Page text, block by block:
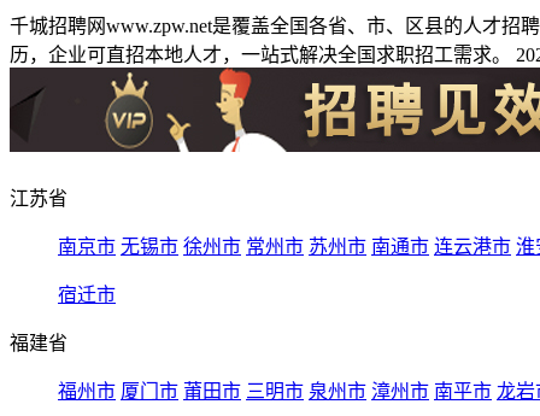
千城招聘网www.zpw.net是覆盖全国各省、市、区县的人才
历，企业可直招本地人才，一站式解决全国求职招工需求。
江苏省
南京市 无锡市 徐州市 常州市 苏州市 南通市 连云港市 淮
宿迁市
福建省
福州市 厦门市 莆田市 三明市 泉州市 漳州市 南平市 龙岩